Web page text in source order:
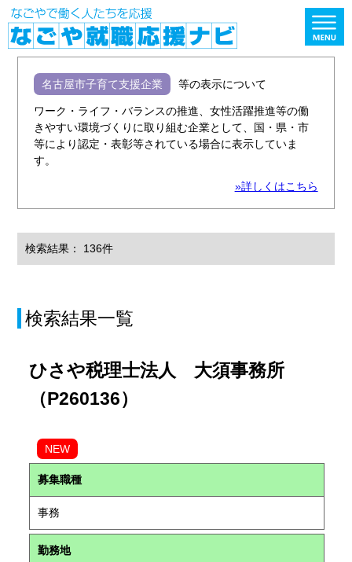
名古屋市子育て支援企業 等の表示について
ワーク・ライフ・バランスの推進、女性活躍推進等の働
きやすい環境づくりに取り組む企業として、国・県・市
等により認定・表彰等されている場合に表示していま
す。
»詳しくはこちら
検索結果： 136件
検索結果一覧
ひさや税理士法人 大須事務所
（P260136）
NEW
募集職種
事務
勤務地